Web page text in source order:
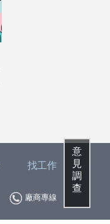
意
見
調
查
找工作
廠商專線